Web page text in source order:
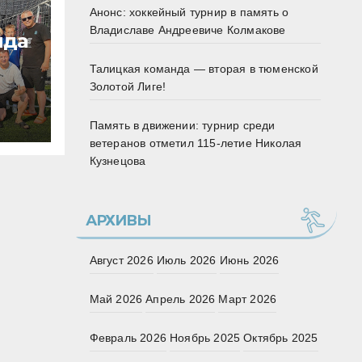
Анонс: хоккейный турнир в память о
Владиславе Андреевиче Колмакове
Талицкая команда — вторая в тюменской
Золотой Лиге!
Память в движении: турнир среди
ветеранов отметил 115‑летие Николая
Кузнецова
АРХИВЫ
Август 2026 Июль 2026 Июнь 2026
Май 2026 Апрель 2026 Март 2026
Февраль 2026 Ноябрь 2025 Октябрь 2025